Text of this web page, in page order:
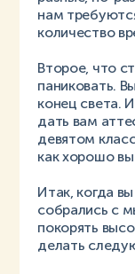
нам
количество
Второе, что
паниковать.
конец света.
дать вам
девятом
как хорошо
Итак, когда
собрались с
покорять
делать